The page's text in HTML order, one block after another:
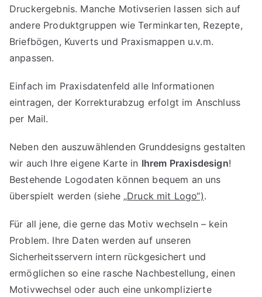
Druckergebnis. Manche Motivserien lassen sich auf
andere Produktgruppen wie Terminkarten, Rezepte,
Briefbögen, Kuverts und Praxismappen u.v.m.
anpassen.
Einfach im Praxisdatenfeld alle Informationen
eintragen, der Korrekturabzug erfolgt im Anschluss
per Mail.
Neben den auszuwählenden Grunddesigns gestalten
wir auch Ihre eigene Karte in Ihrem Praxisdesign!
Bestehende Logodaten können bequem an uns
überspielt werden (siehe „Druck mit Logo“).
Für all jene, die gerne das Motiv wechseln – kein
Problem. Ihre Daten werden auf unseren
Sicherheitsservern intern rückgesichert und
ermöglichen so eine rasche Nachbestellung, einen
Motivwechsel oder auch eine unkomplizierte